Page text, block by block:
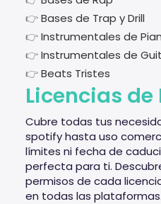
👉Bases de Trap y Drill
👉Instrumentales de
👉Instrumentales de
👉Beats Tristes
Licencias de
Cubre todas tus
spotify hasta uso
límites ni fecha de
perfecta para ti.
permisos de cada
en todas las plataformas.